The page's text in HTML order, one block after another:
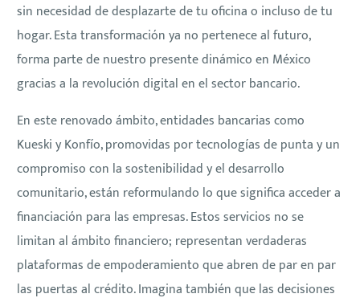
sin necesidad de desplazarte de tu oficina o incluso de tu
hogar. Esta transformación ya no pertenece al futuro,
forma parte de nuestro presente dinámico en México
gracias a la revolución digital en el sector bancario.
En este renovado ámbito, entidades bancarias como
Kueski y Konfío, promovidas por tecnologías de punta y un
compromiso con la sostenibilidad y el desarrollo
comunitario, están reformulando lo que significa acceder a
financiación para las empresas. Estos servicios no se
limitan al ámbito financiero; representan verdaderas
plataformas de empoderamiento que abren de par en par
las puertas al crédito. Imagina también que las decisiones